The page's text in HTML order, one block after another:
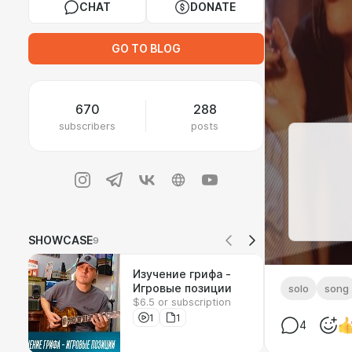
CHAT DONATE
GO TO BLOG
670
subscribers
288
posts
SHOWCASE9
Изучение грифа -
Игровые позиции
$6.5 or subscription
1
1
solo song
4